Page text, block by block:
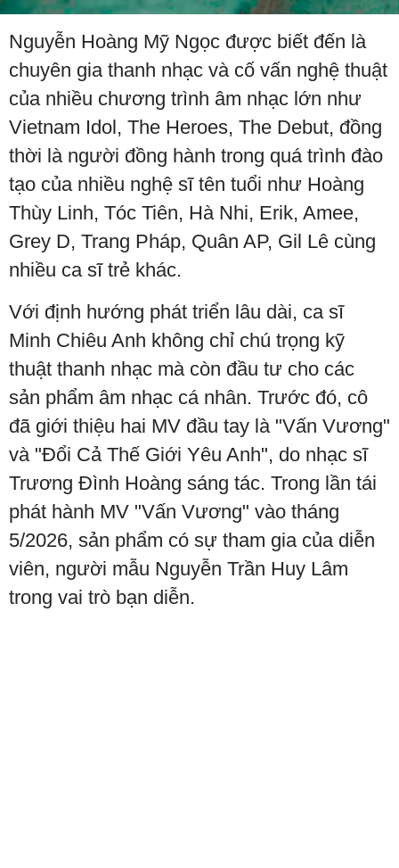
Nguyễn Hoàng Mỹ Ngọc được biết đến là
chuyên gia thanh nhạc và cố vấn nghệ thuật
của nhiều chương trình âm nhạc lớn như
Vietnam Idol, The Heroes, The Debut, đồng
thời là người đồng hành trong quá trình đào
tạo của nhiều nghệ sĩ tên tuổi như Hoàng
Thùy Linh, Tóc Tiên, Hà Nhi, Erik, Amee,
Grey D, Trang Pháp, Quân AP, Gil Lê cùng
nhiều ca sĩ trẻ khác.
Với định hướng phát triển lâu dài, ca sĩ
Minh Chiêu Anh không chỉ chú trọng kỹ
thuật thanh nhạc mà còn đầu tư cho các
sản phẩm âm nhạc cá nhân. Trước đó, cô
đã giới thiệu hai MV đầu tay là "Vấn Vương"
và "Đổi Cả Thế Giới Yêu Anh", do nhạc sĩ
Trương Đình Hoàng sáng tác. Trong lần tái
phát hành MV "Vấn Vương" vào tháng
5/2026, sản phẩm có sự tham gia của diễn
viên, người mẫu Nguyễn Trần Huy Lâm
trong vai trò bạn diễn.